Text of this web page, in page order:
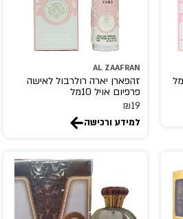
AL ZAAFRAN
זהפארן יארה רולרבול לאישה
פרפיום אויל 10מל
₪19
למידע ורכישה